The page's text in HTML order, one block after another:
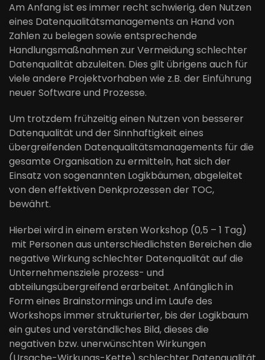
Am Anfang ist es immer recht schwierig, den Nutzen
eines Datenqualitätsmanagements an Hand von
Zahlen zu belegen sowie entsprechende
Handlungsmaßnahmen zur Vermeidung schlechter
Datenqualität abzuleiten. Dies gilt übrigens auch für
viele andere Projektvorhaben wie z.B. der Einführung
neuer Software und Prozesse.
Um trotzdem frühzeitig einen Nutzen von besserer
Datenqualität und der Sinnhaftigkeit eines
übergreifenden Datenqualitätsmanagements für die
gesamte Organisation zu ermitteln, hat sich der
Einsatz von sogenannten Logikbäumen, abgeleitet
von den effektiven Denkprozessen der TOC,
bewährt.
Hierbei wird in einem ersten Workshop (0,5 – 1 Tag)
mit Personen aus unterschiedlichsten Bereichen die
negative Wirkung schlechter Datenqualität auf die
Unternehmensziele prozess- und
abteilungsübergreifend erarbeitet. Anfänglich in
Form eines Brainstormings und im Laufe des
Workshops immer strukturierter, bis der Logikbaum
ein gutes und verständliches Bild, dieses die
negativen bzw. unerwünschten Wirkungen